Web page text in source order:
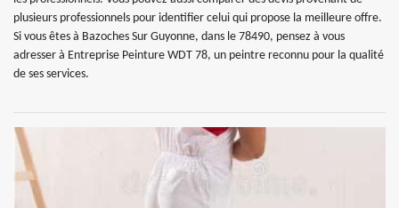
plusieurs professionnels pour identifier celui qui propose la meilleure offre.
Si vous êtes à Bazoches Sur Guyonne, dans le 78490, pensez à vous
adresser à Entreprise Peinture WDT 78, un peintre reconnu pour la qualité
de ses services.